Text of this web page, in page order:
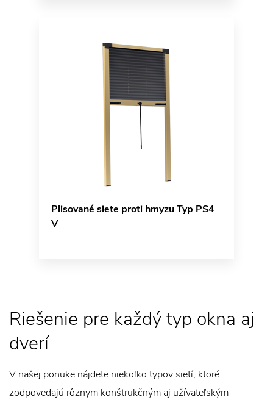
Plisované siete proti hmyzu Typ PS4
V
Riešenie pre každý typ okna aj
dverí
V našej ponuke nájdete niekoľko typov sietí, ktoré
zodpovedajú rôznym konštrukčným aj užívateľským